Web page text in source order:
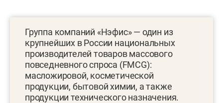
Группа компаний «Нэфис» — один из
крупнейших в России национальных
производителей товаров массового
повседневного спроса (FMCG):
масложировой, косметической
продукции, бытовой химии, а также
продукции технического назначения.